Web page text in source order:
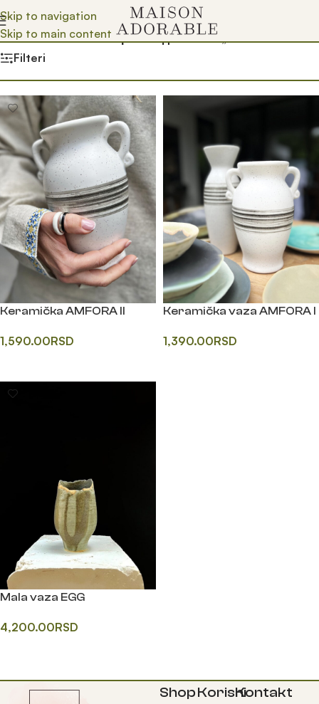
Skip to navigation
Skip to main content
Почетна/Prodavnica/Производ oзначен „mala vaza“
Filteri
Keramička AMFORA II
1,590.00RSD
Keramička vaza AMFORA I
1,390.00RSD
Mala vaza EGG
4,200.00RSD
ShopKorisniKontakt